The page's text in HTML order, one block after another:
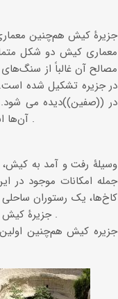
جزیرۀ کیش هم‌چنین
معماری کیش دو شکل
مصالح آن غالباً از
در جزیره تشکیل شده
در ((صفین))دیده می شود.
آن‌ها است . علاوه بر آن، معابر عمومی جدید نیز به نسبت وسیع تر از معابر بخش قدیمی هستند .
وسیلۀ رفت و آمد به کیش،
جمله امکانات موجود در
کاخ‌ها، یک رستوران
جزیرۀ کیش دارای امکاناتی از قبیل قایق رانی، شهربازی، بازار‌ها، مراکز عمدۀ خرید و فروش نیز می‌باشد .
جزیره کیش هم‌چنین اولین